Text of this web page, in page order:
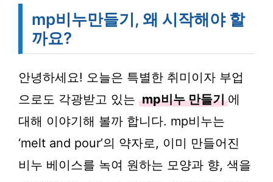
mp비누만들기, 왜 시작해야 할
까요?
안녕하세요! 오늘은 특별한 취미이자 부업
으로도 각광받고 있는 mp비누 만들기 에
대해 이야기해 볼까 합니다. mp비누는
‘melt and pour’의 약자로, 이미 만들어진
비누 베이스를 녹여 원하는 모양과 향, 색을